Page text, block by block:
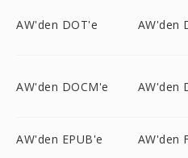
AW'den DOT'e AW'den
AW'den DOCM'e AW'den
AW'den EPUB'e AW'den